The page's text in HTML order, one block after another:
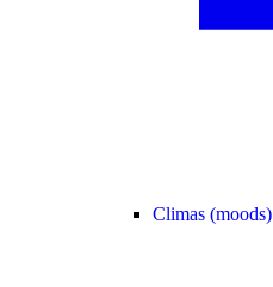
Climas (moods)